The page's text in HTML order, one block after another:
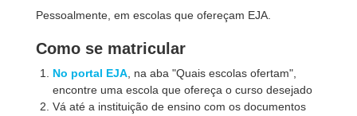
Pessoalmente, em escolas que ofereçam EJA.
Como se matricular
No portal EJA , na aba "Quais escolas ofertam",
encontre uma escola que ofereça o curso desejado
Vá até a instituição de ensino com os documentos